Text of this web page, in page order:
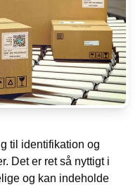
til identifikation og
Det er ret så nyttigt i
og kan indeholde